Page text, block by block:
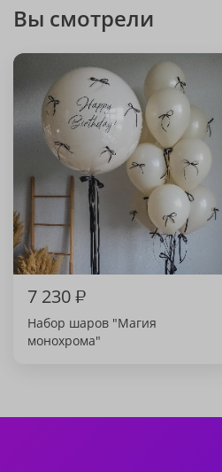
Вы смотрели
7 230₽
Набор шаров "Магия
монохрома"